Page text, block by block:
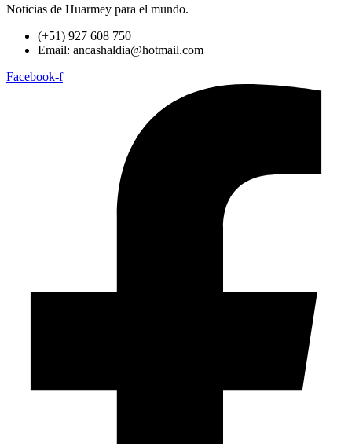
Noticias de Huarmey para el mundo.
(+51) 927 608 750
Email: ancashaldia@hotmail.com
Facebook-f